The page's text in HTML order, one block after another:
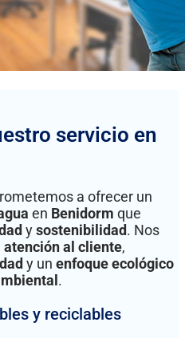
servicio en
a ofrecer un
en Benidorm que
ysostenibilidad. Nos
atención al cliente,
y un enfoque ecológico
.
y reciclables